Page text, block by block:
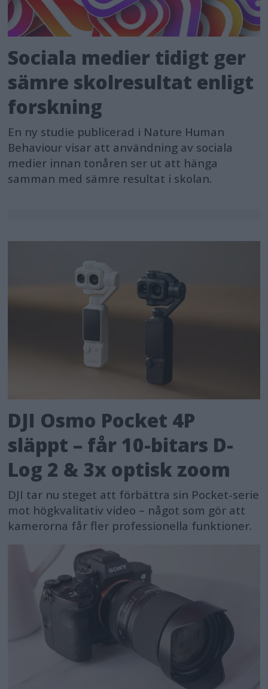
Sociala medier tidigt ger
sämre skolresultat enligt
forskning
En ny studie publicerad i Nature Human
Behaviour visar att användning av sociala
medier innan tonåren ser ut att hänga
samman med sämre resultat i skolan.
DJI Osmo Pocket 4P
släppt – får 10-bitars D-
Log 2 & 3x optisk zoom
DJI tar nu steget att förbättra sin Pocket-serie
mot högkvalitativ video – något som gör att
kamerorna får fler professionella funktioner.